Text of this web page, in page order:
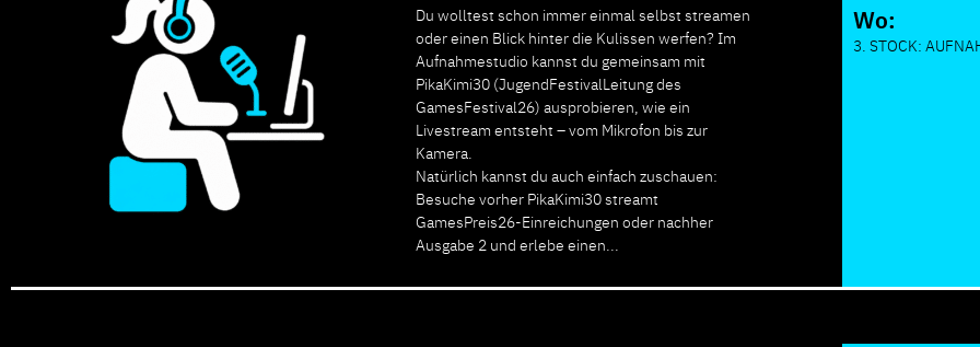
Du wolltest schon immer einmal selbst streamen
oder einen Blick hinter die Kulissen werfen? Im
Aufnahmestudio kannst du gemeinsam mit
PikaKimi30 (JugendFestivalLeitung des
GamesFestival26) ausprobieren, wie ein
Livestream entsteht – vom Mikrofon bis zur
Kamera.
Natürlich kannst du auch einfach zuschauen:
Besuche vorher PikaKimi30 streamt
GamesPreis26-Einreichungen oder nachher
Ausgabe 2 und erlebe einen...
Wo:
3. STOCK: